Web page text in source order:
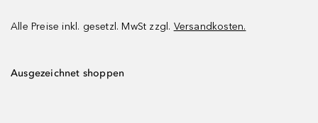
Alle Preise inkl. gesetzl. MwSt zzgl. Versandkosten.
Ausgezeichnet shoppen